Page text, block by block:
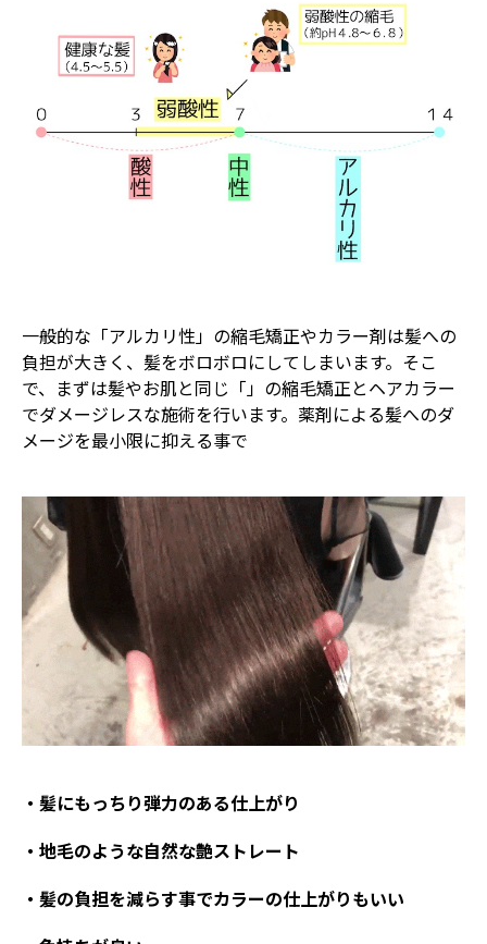
一般的な「アルカリ性」の縮毛矯正やカラー剤は髪への
負担が大きく、髪をボロボロにしてしまいます。そこ
で、まずは髪やお肌と同じ「」の縮毛矯正とヘアカラー
でダメージレスな施術を行います。薬剤による髪へのダ
メージを最小限に抑える事で
・髪にもっちり弾力のある仕上がり
・地毛のような自然な艶ストレート
・髪の負担を減らす事でカラーの仕上がりもいい